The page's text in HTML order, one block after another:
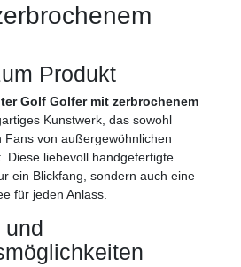
Produkt
Golf Golfer mit zerbrochenem
Kunstwerk, das sowohl
Fans von außergewöhnlichen
Diese liebevoll handgefertigte
ein Blickfang, sondern auch eine
für jeden Anlass.
und